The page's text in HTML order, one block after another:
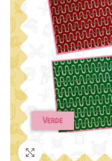
Click para agrandar